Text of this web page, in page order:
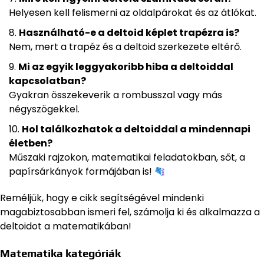
Helyesen kell felismerni az oldalpárokat és az átlókat.
Használható-e a deltoid képlet trapézra is?
Nem, mert a trapéz és a deltoid szerkezete eltérő.
Mi az egyik leggyakoribb hiba a deltoiddal
kapcsolatban?
Gyakran összekeverik a rombusszal vagy más
négyszögekkel.
Hol találkozhatok a deltoiddal a mindennapi
életben?
Műszaki rajzokon, matematikai feladatokban, sőt, a
papírsárkányok formájában is!
Reméljük, hogy e cikk segítségével mindenki
magabiztosabban ismeri fel, számolja ki és alkalmazza a
deltoidot a matematikában!
Matematika kategóriák